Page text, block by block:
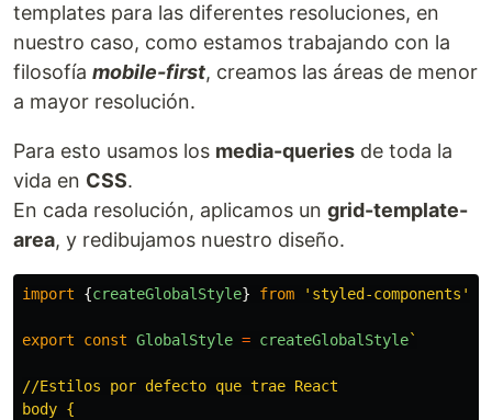
templates para las diferentes resoluciones, en
nuestro caso, como estamos trabajando con la
filosofía mobile-first, creamos las áreas de menor
a mayor resolución.
Para esto usamos los media-queries de toda la
vida en CSS.
En cada resolución, aplicamos un grid-template-
area, y redibujamos nuestro diseño.
import {createGlobalStyle} from ' styled-components '
export const GlobalStyle = createGlobalStyle`
//Estilos por defecto que trae React
body {